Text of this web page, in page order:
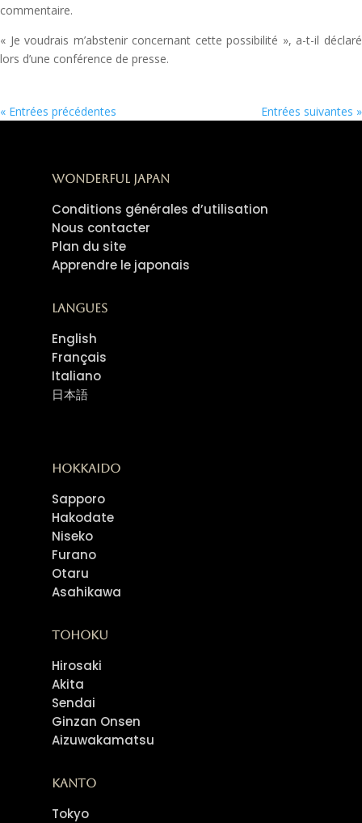
commentaire.
« Je voudrais m’abstenir concernant cette possibilité », a-t-il déclaré
lors d’une conférence de presse.
« Entrées précédentes Entrées suivantes »
Wonderful Japan
Conditions générales d’utilisation
Nous contacter
Plan du site
Apprendre le japonais
Langues
English
Français
Italiano
日本語
Hokkaido
Sapporo
Hakodate
Niseko
Furano
Otaru
Asahikawa
Tohoku
Hirosaki
Akita
Sendai
Ginzan Onsen
Aizuwakamatsu
Kanto
Tokyo